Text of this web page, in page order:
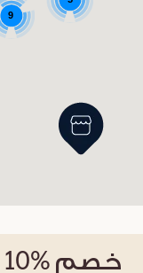
9
خصم %10